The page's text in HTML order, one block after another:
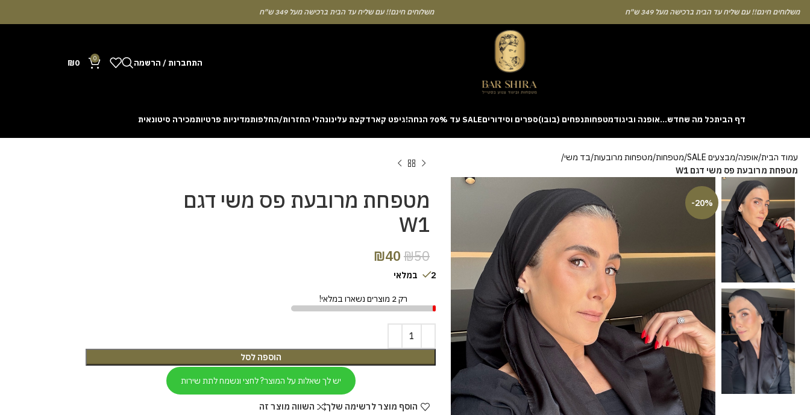
חינם!! עם שליח עד הבית ברכישה מעל 349 ש"ח משלוחים חינם!! עם שליח עד הבית ברכישה מעל 349 ש"ח
התחברות / הרשמה 0
₪0
דף הביתכל מה שחדש…אופנה וביגודמטפחותנפחים (בובו)ספרים וסידוריםSALE עד 70% הנחה! גיפט קארדקצת עלינונהלי החזרות/החלפותמדיניות פרטיותמכירה סיטונאית
cash out before a rising multiplier disappears from view. Learning the rhythm can take a few attempts. A helpful way to begin without risk is to use the Aviator demo mode and familiarise yourself
with the interface. Some enthusiasts share tactics on sites like [aviatordreamliner.com] where they discuss the statistical probability of long sessions. Reading these guides often reveals how the
provably fair system guarantees genuine randomness for every single bet you decide to place.
עמוד הבית אופנה מבצעים SALE מטפחות מטפחות מרובעות בד משי
מטפחת מרובעת פס משי דגם W1
-20%
מטפחת מרובעת פס משי דגם
W1
₪50
₪40
2 במלאי
רק 2 מוצרים נשארו במלאי!
הוספה לסל
יש לך שאלות על המוצר? לחצי ונשמח לתת שירות
הוסף מוצר לרשימה שלך השווה מוצר זה